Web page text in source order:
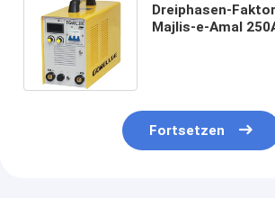
Dreiphasen-
Majlis-e-Amal
Fortsetzen